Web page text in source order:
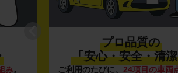
み。
プロ品質の
「安心・安全・清
ご利用のたびに、 24項目の車両